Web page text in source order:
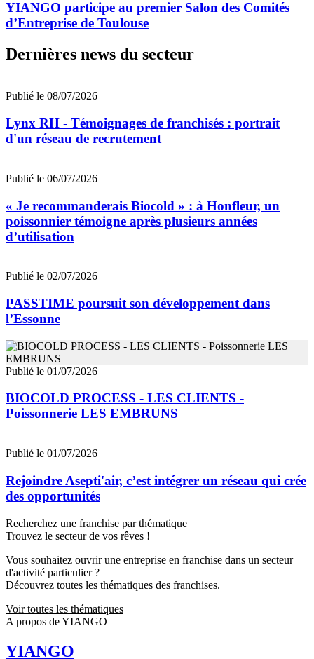
YIANGO participe au premier Salon des Comités
d’Entreprise de Toulouse
Dernières news du secteur
Publié le 08/07/2026
Lynx RH - Témoignages de franchisés : portrait
d'un réseau de recrutement
Publié le 06/07/2026
« Je recommanderais Biocold » : à Honfleur, un
poissonnier témoigne après plusieurs années
d’utilisation
Publié le 02/07/2026
PASSTIME poursuit son développement dans
l’Essonne
Publié le 01/07/2026
BIOCOLD PROCESS - LES CLIENTS -
Poissonnerie LES EMBRUNS
Publié le 01/07/2026
Rejoindre Asepti'air, c’est intégrer un réseau qui crée
des opportunités
Recherchez une franchise par thématique
Trouvez le secteur de vos rêves !
Vous souhaitez ouvrir une entreprise en franchise dans un secteur
d'activité particulier ?
Découvrez toutes les thématiques des franchises.
Voir toutes les thématiques
A propos de YIANGO
YIANGO